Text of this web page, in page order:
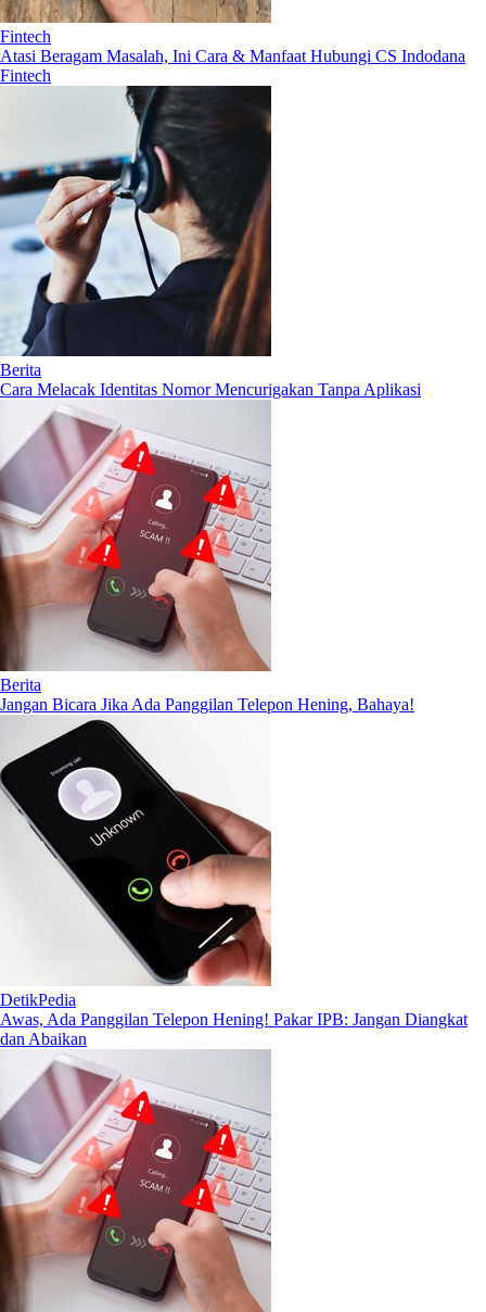
Fintech
Atasi Beragam Masalah, Ini Cara & Manfaat Hubungi CS Indodana
Fintech
Berita
Cara Melacak Identitas Nomor Mencurigakan Tanpa Aplikasi
Berita
Jangan Bicara Jika Ada Panggilan Telepon Hening, Bahaya!
DetikPedia
Awas, Ada Panggilan Telepon Hening! Pakar IPB: Jangan Diangkat
dan Abaikan